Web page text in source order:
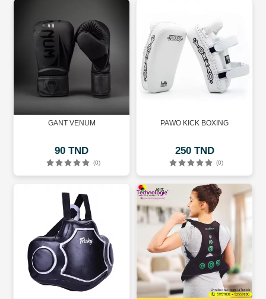
GANT VENUM
90 TND
(0)
PAWO KICK BOXING
250 TND
(0)